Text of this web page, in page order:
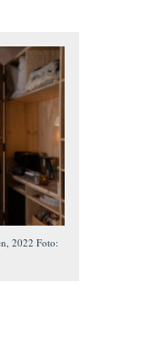
2022 Foto: